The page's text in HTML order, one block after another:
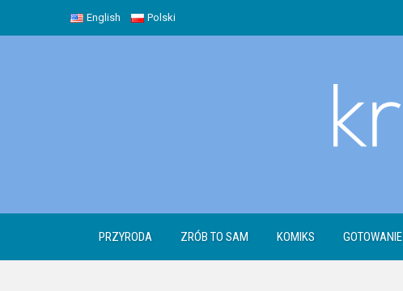
English Polski
PRZYRODA ZRÓB TO SAM KOMIKS GOTOWANIE